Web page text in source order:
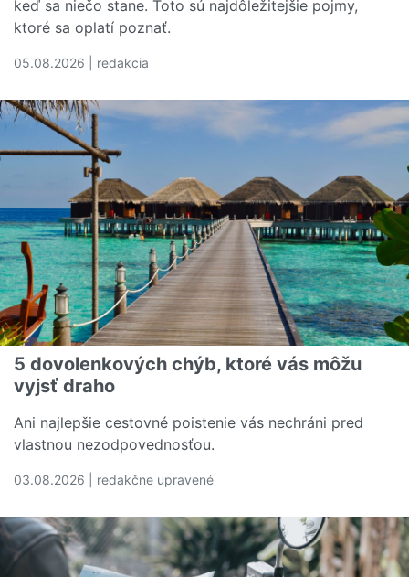
keď sa niečo stane. Toto sú najdôležitejšie pojmy,
ktoré sa oplatí poznať.
05.08.2026 | redakcia
5 dovolenkových chýb, ktoré vás môžu
vyjsť draho
Ani najlepšie cestovné poistenie vás nechráni pred
vlastnou nezodpovednosťou.
03.08.2026 | redakčne upravené